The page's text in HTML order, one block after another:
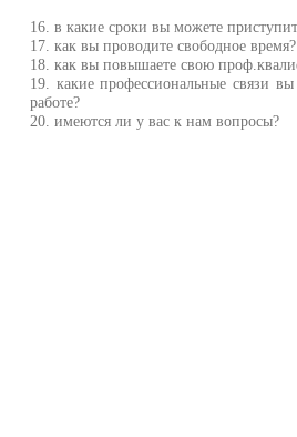
16. в какие сроки вы можете
17. как вы проводите свободное время?
18. как вы повышаете свою
19. какие профессиональные связи
работе?
20. имеются ли у вас к нам вопросы?